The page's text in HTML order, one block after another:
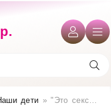
дети » "Это сексуальное пробуждение" - «Стиль жизни»